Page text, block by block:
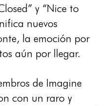
y “Nice to
nuevos
la emoción por
aún por llegar.
de Imagine
con un raro y